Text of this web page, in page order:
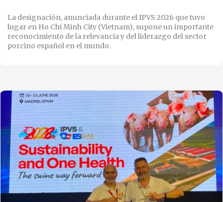
La designación, anunciada durante el IPVS 2026 que tuvo
lugar en Ho Chi Minh City (Vietnam), supone un importante
reconocimiento de la relevancia y del liderazgo del sector
porcino español en el mundo.